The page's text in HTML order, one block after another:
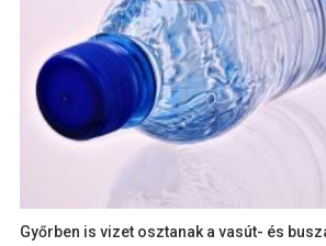
Győrben is vizet osztanak a vasút- és